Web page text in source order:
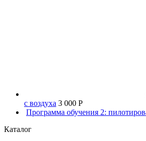
с воздуха 3 000 P
Программа обучения 2:
Каталог